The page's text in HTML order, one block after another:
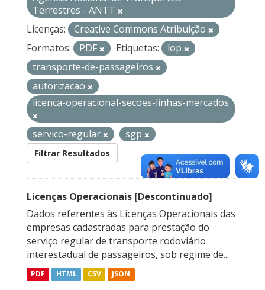
Terrestres - ANTT
Licenças:
Creative Commons Atribuição
Formatos:
PDF Etiquetas:
lop
transporte-de-passageiros
autorizacao
licenca-operacional-secoes-linhas-mercados
servico-regular sgp
Filtrar Resultados
Licenças Operacionais [Descontinuado]
Dados referentes às Licenças Operacionais das
empresas cadastradas para prestação do
serviço regular de transporte rodoviário
interestadual de passageiros, sob regime de...
PDF HTML CSV JSON